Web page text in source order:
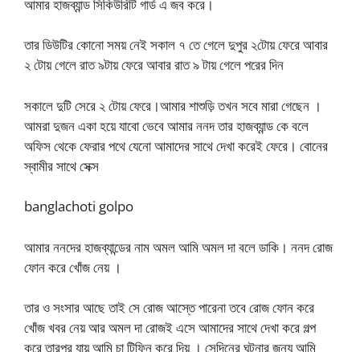
আমার হাজব্যান্ড সিকিউরিটি গার্ড এ জব করে।
তার ডিউটির কোনো সময় নেই সকাল ৭ তে গেলে দুপুর ২টোয় ফেরে আবার
২ টোয় গেলে রাত ৯টায় ফেরে আবার রাত ৯ টায় গেলে পরের দিন
সকালে দুটি সেরে ২ টোয় ফেরে।আমার শাশুড়ি তখন সবে মারা গেছেন ।
আমরা দুজন একা হয়ে যাবো ভেবে আমার ননদ তার হাজব্যান্ড কে বলে
অফিস থেকে ফেরার পথে যেনো আমাদের সাথে দেখা করেই ফেরে। বোনের
স্বামীর সাথে সেক্স
banglachoti golpo
আমার ননদের হাজব্যান্ডের নাম অমল আমি অমল দা বলে ডাকি। ননদ রোজ
ফোন করে খোঁজ নেয় ।
তার ও সংসার আছে তাই সে রোজ আস্তে পারেনা তবে রোজ ফোন করে
খোঁজ খবর নেয় আর অমল দা রোজই এসে আমাদের সাথে দেখা করে গল্প
করে তারপর যায় আমি চা টিফিন করে দিয় । সেদিনের ঘটনার জন্য আমি